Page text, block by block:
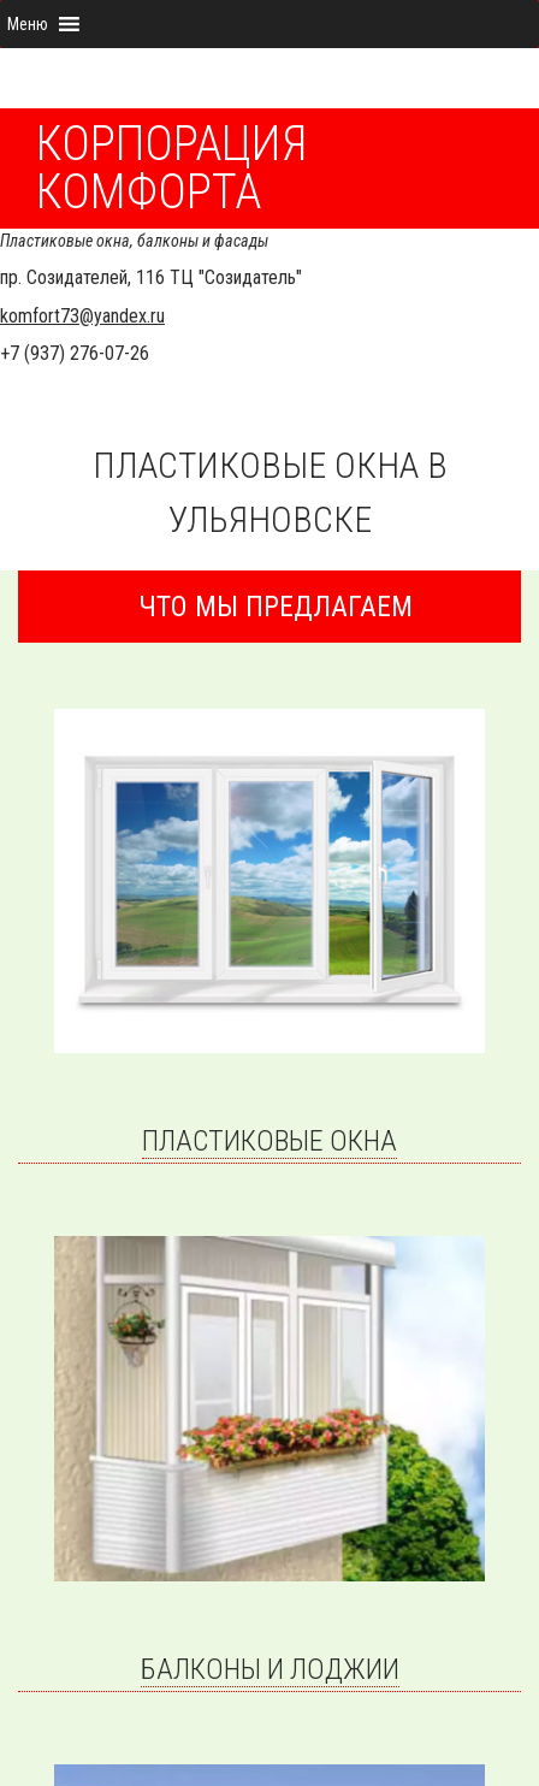
КОРПОРАЦИЯ
КОМФОРТА
Пластиковые окна, балконы и фасады
+7 (937) 276-07-26
пр. Созидателей, 116 ТЦ "Созидатель"
komfort73@yandex.ru
ПЛАСТИКОВЫЕ ОКНА В
УЛЬЯНОВСКЕ
ЧТО МЫ ПРЕДЛАГАЕМ
ПЛАСТИКОВЫЕ ОКНА
БАЛКОНЫ И ЛОДЖИИ